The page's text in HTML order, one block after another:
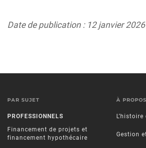
Date de publication : 12 janvier 2026
PAR SUJET
PROFESSIONNELS
Financement de projets et
financement hypothécaire
À
L’histoire
Gestion